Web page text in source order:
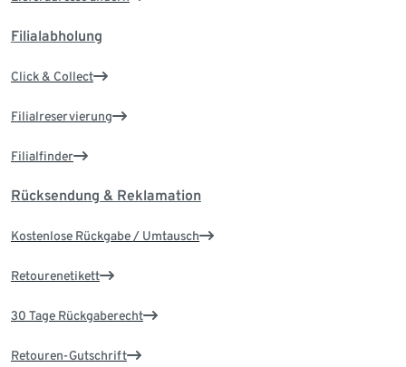
Filialabholung
Click & Collect
Filialreservierung
Filialfinder
Rücksendung & Reklamation
Kostenlose Rückgabe / Umtausch
Retourenetikett
30 Tage Rückgaberecht
Retouren-Gutschrift